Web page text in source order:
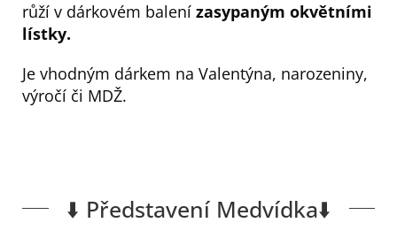
růží v dárkovém balení zasypaným okvětními
lístky.
Je vhodným dárkem na Valentýna, narozeniny,
výročí či MDŽ.
⬇️ Představení Medvídka⬇️